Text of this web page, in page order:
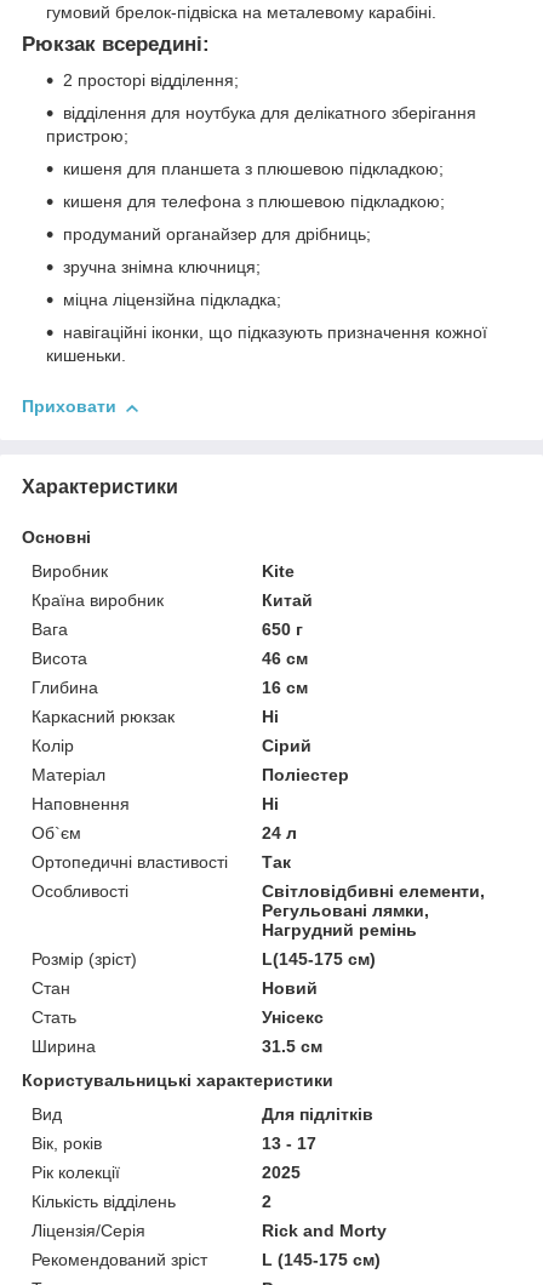
гумовий брелок-підвіска на металевому карабіні.
Рюкзак всередині:
2 просторі відділення;
відділення для ноутбука для делікатного зберігання
пристрою;
кишеня для планшета з плюшевою підкладкою;
кишеня для телефона з плюшевою підкладкою;
продуманий органайзер для дрібниць;
зручна знімна ключниця;
міцна ліцензійна підкладка;
навігаційні іконки, що підказують призначення кожної
кишеньки.
Приховати
Характеристики
Основні
Виробник
Kite
Країна виробник
Китай
Вага
650 г
Висота
46 см
Глибина
16 см
Каркасний рюкзак
Ні
Колір
Сірий
Матеріал
Поліестер
Наповнення
Ні
Об`єм
24 л
Ортопедичні властивості
Так
Особливості
Світловідбивні елементи,
Регульовані лямки,
Нагрудний ремінь
Розмір (зріст)
L(145-175 см)
Стан
Новий
Стать
Унісекс
Ширина
31.5 см
Користувальницькі характеристики
Вид
Для підлітків
Вік, років
13 - 17
Рік колекції
2025
Кількість відділень
2
Ліцензія/Серія
Rick and Morty
Рекомендований зріст
L (145-175 см)